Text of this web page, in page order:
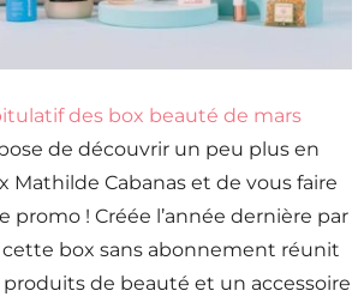
des box beauté de mars
de découvrir un peu plus en
Mathilde Cabanas et de vous faire
promo ! Créée l’année dernière par
cette box sans abonnement réunit
de beauté et un accessoire